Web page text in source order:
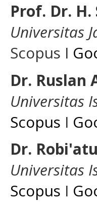
Prof. Dr. H.
Universitas
Scopus I
Dr. Ruslan
Universitas
Scopus I
Dr.
Universitas
Scopus I